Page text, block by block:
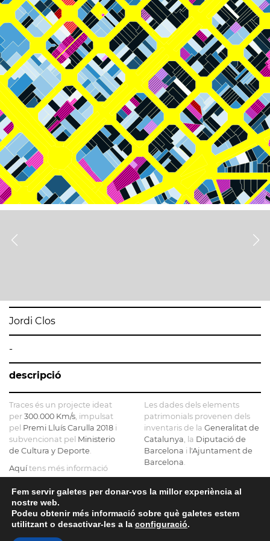
Jordi Clos
-
descripció
Traces és un projecte ideat
per 300.000 Km/s , impulsat
pel Premi Lluís Carulla 2018 i
subvencionat pel Ministerio
de Cultura y Deporte
Aquítens més informació
sobre el projecte
Si ens vols contactar pots fer-
ho a info@tracesmap.org
Les dades dels elements
patrimonials provenen dels
inventaris de la Generalitat de
Catalunya , la Diputació de
Barcelona i l'Ajuntament de
Barcelona
El mapa base ha estat
realitzat amb dades de la
, l'Institut Cartogràfic i
Geològic de Catalunya
Fem servir galetes per donar-vos la millor experiència al
nostre web.
Podeu obtenir més informació sobre què galetes estem
utilitzant o desactivar-les a la configuració.